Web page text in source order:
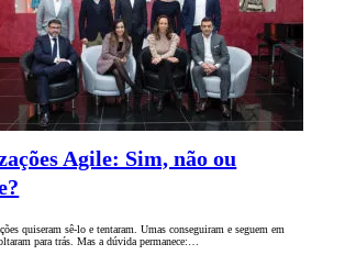
Agile: Sim, não ou
quiseram sê-lo e tentaram. Umas conseguiram e seguem em
para trás. Mas a dúvida permanece:…